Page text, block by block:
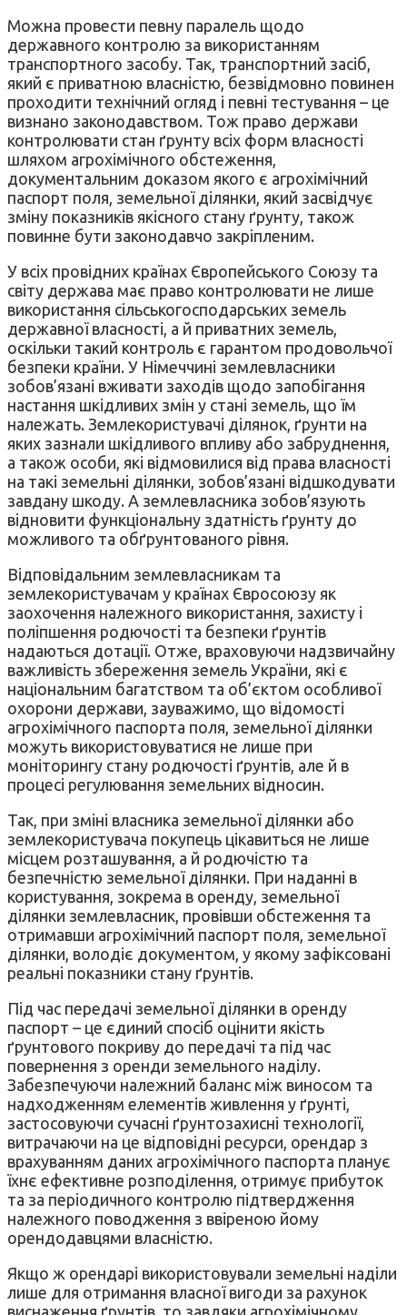
Можна провести певну паралель щодо
державного контролю за використанням
транспортного засобу. Так, транспортний засіб,
який є приватною власністю, безвідмовно повинен
проходити технічний огляд і певні тестування – це
визнано законодавством. Тож право держави
контролювати стан ґрунту всіх форм власності
шляхом агрохімічного обстеження,
документальним доказом якого є агрохімічний
паспорт поля, земельної ділянки, який засвідчує
зміну показників якісного стану ґрунту, також
повинне бути законодавчо закріпленим.
У всіх провідних країнах Європейського Союзу та
світу держава має право контролювати не лише
використання сільськогосподарських земель
державної власності, а й приватних земель,
оскільки такий контроль є гарантом продовольчої
безпеки країни. У Німеччині землевласники
зобов’язані вживати заходів щодо запобігання
настання шкідливих змін у стані земель, що їм
належать. Землекористувачі ділянок, ґрунти на
яких зазнали шкідливого впливу або забруднення,
а також особи, які відмовилися від права власності
на такі земельні ділянки, зобов’язані відшкодувати
завдану шкоду. А землевласника зобов’язують
відновити функціональну здатність ґрунту до
можливого та обґрунтованого рівня.
Відповідальним землевласникам та
землекористувачам у країнах Євросоюзу як
заохочення належного використання, захисту і
поліпшення родючості та безпеки ґрунтів
надаються дотації. Отже, враховуючи надзвичайну
важливість збереження земель України, які є
національним багатством та об’єктом особливої
охорони держави, зауважимо, що відомості
агрохімічного паспорта поля, земельної ділянки
можуть використовуватися не лише при
моніторингу стану родючості ґрунтів, але й в
процесі регулювання земельних відносин.
Так, при зміні власника земельної ділянки або
землекористувача покупець цікавиться не лише
місцем розташування, а й родючістю та
безпечністю земельної ділянки. При наданні в
користування, зокрема в оренду, земельної
ділянки землевласник, провівши обстеження та
отримавши агрохімічний паспорт поля, земельної
ділянки, володіє документом, у якому зафіксовані
реальні показники стану ґрунтів.
Під час передачі земельної ділянки в оренду
паспорт – це єдиний спосіб оцінити якість
ґрунтового покриву до передачі та під час
повернення з оренди земельного наділу.
Забезпечуючи належний баланс між виносом та
надходженням елементів живлення у ґрунті,
застосовуючи сучасні ґрунтозахисні технології,
витрачаючи на це відповідні ресурси, орендар з
врахуванням даних агрохімічного паспорта планує
їхнє ефективне розподілення, отримує прибуток
та за періодичного контролю підтвердження
належного поводження з ввіреною йому
орендодавцями власністю.
Якщо ж орендарі використовували земельні наділи
лише для отримання власної вигоди за рахунок
виснаження ґрунтів, то завдяки агрохімічному